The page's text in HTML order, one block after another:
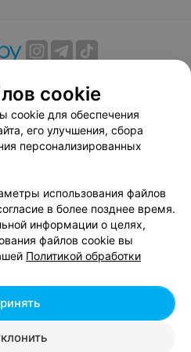
договор
Способы оплаты
использованию сервиса
соглашение
сотрудничества
relax.by
настройки cookie
данных
Республика Беларусь, г. Минск,
cookie
cookie для обеспечения
его улучшения, сбора
персонализированных
использования файлов
в более позднее время.
информации о целях,
файлов cookie вы
Политикой обработки